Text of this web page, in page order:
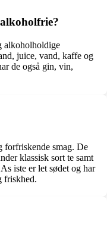
alkoholholdige
juice, vand, kaffe og
de også gin, vin,
forfriskende smag. De
klassisk sort te samt
iste er let sødet og har
friskhed.